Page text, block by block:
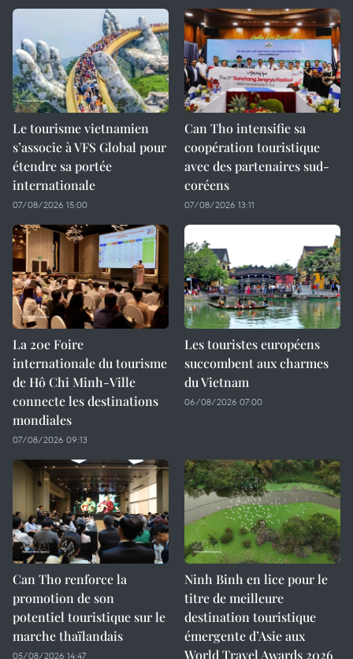
Le tourisme vietnamien
s’associe à VFS Global pour
étendre sa portée
internationale
07/08/2026 15:00
Can Tho intensifie sa
coopération touristique
avec des partenaires sud-
coréens
07/08/2026 13:11
La 20e Foire
internationale du tourisme
de Hô Chi Minh-Ville
connecte les destinations
mondiales
07/08/2026 09:13
Les touristes européens
succombent aux charmes
du Vietnam
06/08/2026 07:00
Can Tho renforce la
promotion de son
potentiel touristique sur le
marche thaïlandais
05/08/2026 14:47
Ninh Binh en lice pour le
titre de meilleure
destination touristique
émergente d’Asie aux
World Travel Awards 2026